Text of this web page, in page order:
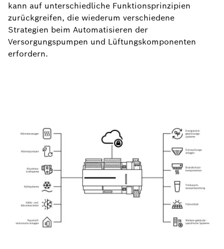
kann auf unterschiedliche Funktionsprinzipien
zurückgreifen, die wiederum verschiedene
Strategien beim Automatisieren der
Versorgungspumpen und Lüftungskomponenten
erfordern.